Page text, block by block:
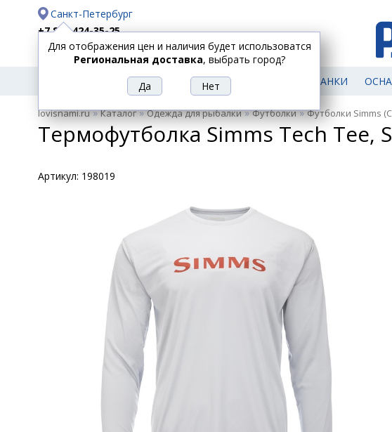
Санкт-Петербург
+7 812 424-35-25
Доставка
Оплата
Для отображения цен и наличия будет использоватся
Региональная доставка, выбрать город?
РЫБОЛОВНЫЕ
ТОВАРЫ
СПИННИНГИ КАТУШКИ ПРИМАНКИ
lovisnami.ru»Каталог»Одежда для рыбалки»Футболки»Футболки Simms
Термофутболка Simms Tech Tee,
Артикул: 198019